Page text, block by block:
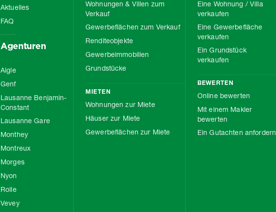
Aktuelles
FAQ
Agenturen
Aigle
Genf
Lausanne Benjamin-
Constant
Lausanne Gare
Monthey
Montreux
Morges
Nyon
Rolle
Vevey
Wohnungen & Villen zum
Verkauf
Gewerbeflächen zum Verkauf
Renditeobjekte
Gewerbeimmobilien
Grundstücke
MIETEN
Wohnungen zur Miete
Häuser zur Miete
Gewerbeflächen zur Miete
Eine Wohnung / Villa
verkaufen
Eine Gewerbefläche
verkaufen
Ein Grundstück
verkaufen
BEWERTEN
Online bewerten
Mit einem Makler
bewerten
Ein Gutachten anfordern